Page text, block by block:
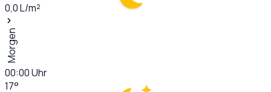
0,0L/m²
Morgen
00:00Uhr
17°